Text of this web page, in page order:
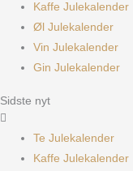
Kaffe Julekalender
Øl Julekalender
Vin Julekalender
Gin Julekalender
Sidste nyt
Te Julekalender
Kaffe Julekalender